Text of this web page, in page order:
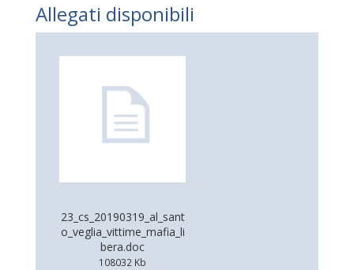
Allegati disponibili
23_cs_20190319_al_sant
o_veglia_vittime_mafia_li
bera.doc
108032 Kb